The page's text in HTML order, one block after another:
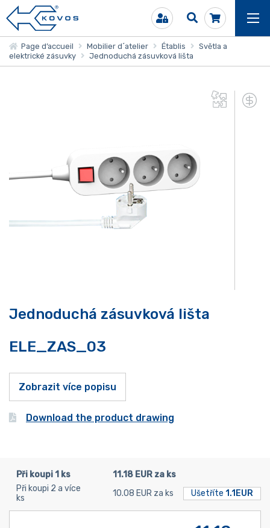
Page d’accueil Mobilier d´atelier Établis
Světla a
elektrické zásuvky
Jednoduchá zásuvková lišta
Jednoduchá zásuvková lišta
ELE_ZAS_03
Zobrazit více popisu
Download the product drawing
Při koupi 1 ks
11.18 EUR za ks
Při koupi 2 a více
ks
10.08 EUR za ks Ušetříte 1.1EUR